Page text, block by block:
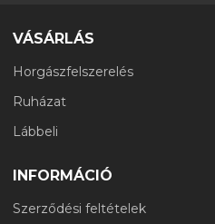
VÁSÁRLÁS
Horgászfelszerelés
Ruházat
Lábbeli
INFORMÁCIÓ
Szerződési feltételek